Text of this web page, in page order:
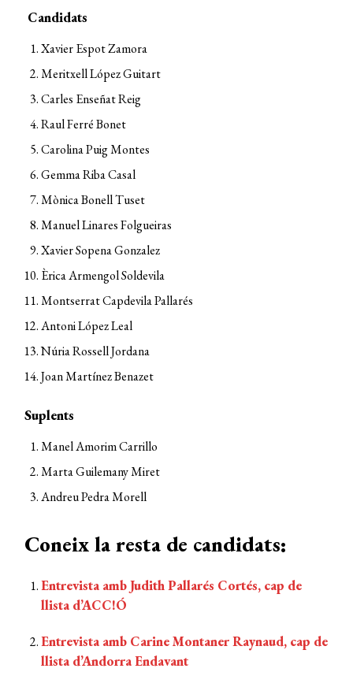
Candidats
Xavier Espot Zamora
Meritxell López Guitart
Carles Enseñat Reig
Raul Ferré Bonet
Carolina Puig Montes
Gemma Riba Casal
Mònica Bonell Tuset
Manuel Linares Folgueiras
Xavier Sopena Gonzalez
Èrica Armengol Soldevila
Montserrat Capdevila Pallarés
Antoni López Leal
Núria Rossell Jordana
Joan Martínez Benazet
Suplents
Manel Amorim Carrillo
Marta Guilemany Miret
Andreu Pedra Morell
Coneix la resta de candidats:
Entrevista amb Judith Pallarés Cortés, cap de
llista d’ACC!Ó
Entrevista amb Carine Montaner Raynaud, cap de
llista d’Andorra Endavant